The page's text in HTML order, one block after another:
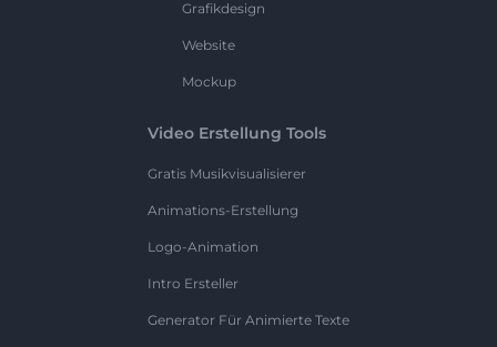
Grafikdesign
Website
Mockup
Video Erstellung Tools
Gratis Musikvisualisierer
Animations-Erstellung
Logo-Animation
Intro Ersteller
Generator Für Animierte Texte